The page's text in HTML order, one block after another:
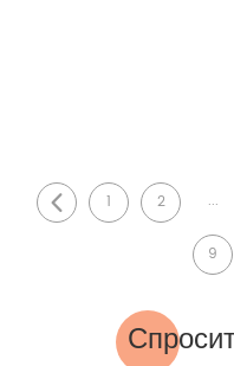
1 2 ...
9